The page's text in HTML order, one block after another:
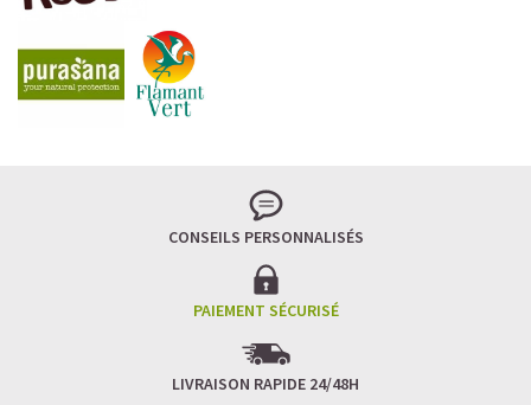
CONSEILS PERSONNALISÉS
PAIEMENT SÉCURISÉ
LIVRAISON RAPIDE 24/48H